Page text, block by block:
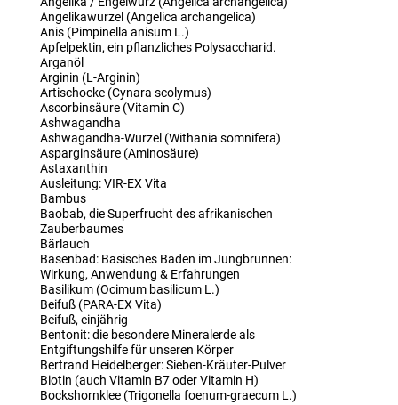
Angelikawurzel (Angelica archangelica)
Anis (Pimpinella anisum L.)
Apfelpektin, ein pflanzliches Polysaccharid.
Arganöl
Arginin (L-Arginin)
Artischocke (Cynara scolymus)
Ascorbinsäure (Vitamin C)
Ashwagandha
Ashwagandha-Wurzel (Withania somnifera)
Asparginsäure (Aminosäure)
Astaxanthin
Ausleitung: VIR-EX Vita
Bambus
Baobab, die Superfrucht des afrikanischen
Zauberbaumes
Bärlauch
Basenbad: Basisches Baden im Jungbrunnen:
Wirkung, Anwendung & Erfahrungen
Basilikum (Ocimum basilicum L.)
Beifuß (PARA-EX Vita)
Beifuß, einjährig
Bentonit: die besondere Mineralerde als
Entgiftungshilfe für unseren Körper
Bertrand Heidelberger: Sieben-Kräuter-Pulver
Biotin (auch Vitamin B7 oder Vitamin H)
Bockshornklee (Trigonella foenum-graecum L.)